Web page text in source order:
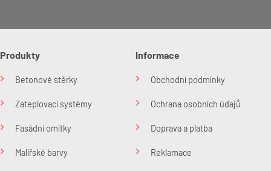
Produkty
Betonové stěrky
Zateplovací systémy
Fasádní omítky
Malířské barvy
Informace
Obchodní podmínky
Ochrana osobních údajů
Doprava a platba
Reklamace